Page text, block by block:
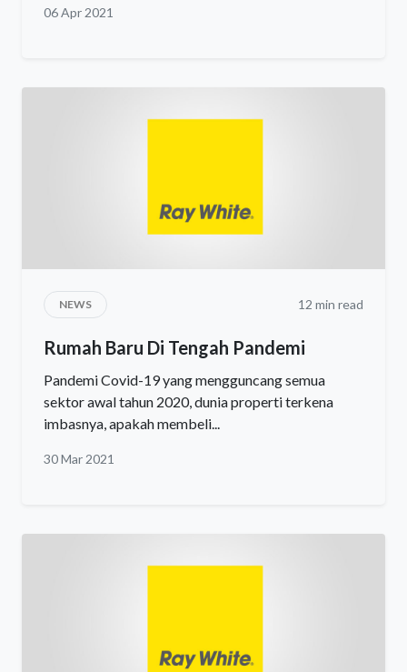
06 Apr 2021
NEWS 12 min read
Rumah Baru Di Tengah Pandemi
Pandemi Covid-19 yang mengguncang semua
sektor awal tahun 2020, dunia properti terkena
imbasnya, apakah membeli...
30 Mar 2021